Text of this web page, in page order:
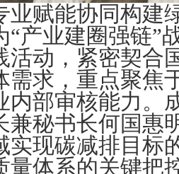
业赋能协同构建
“产业建圈强链”
活动，紧密契合
需求，重点聚焦
内部审核能力。
兼秘书长何国惠
实现碳减排目标
量体系的关键把